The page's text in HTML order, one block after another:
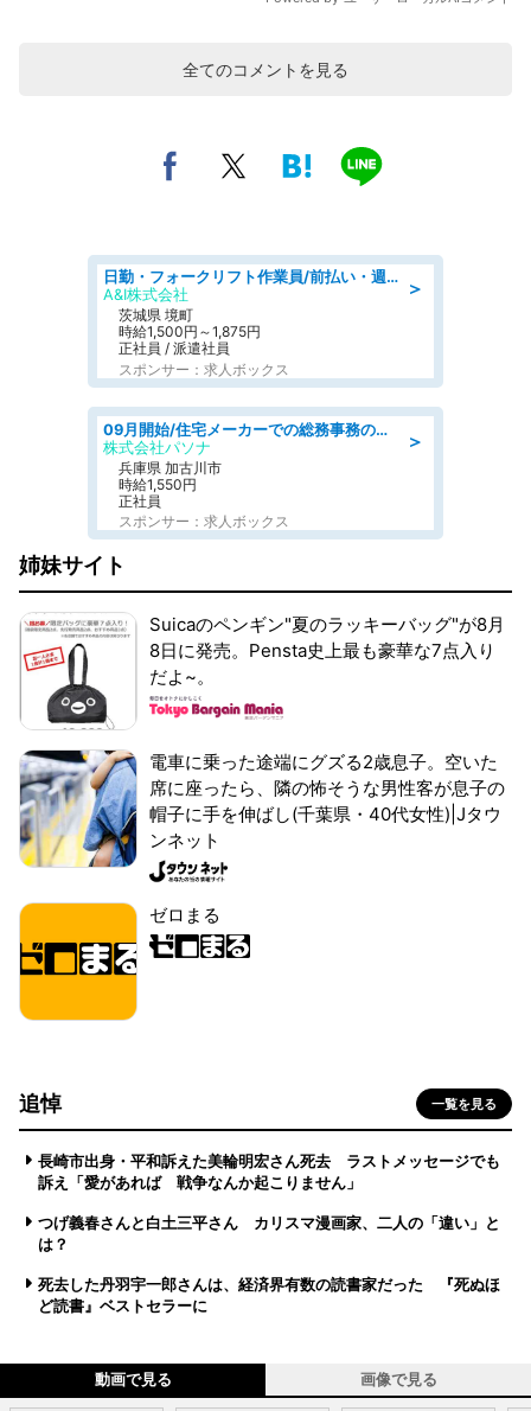
全てのコメントを見る
＞
日勤・フォークリフト作業員/前払い・週払い制度あり/長期安定/有給とりやすい/環境充実
A&I株式会社
茨城県 境町
時給1,500円～1,875円
正社員 / 派遣社員
スポンサー：求人ボックス
＞
09月開始/住宅メーカーでの総務事務のお仕事/駅近/車通勤可/一般事務/人事労務
株式会社パソナ
兵庫県 加古川市
時給1,550円
正社員
スポンサー：求人ボックス
姉妹サイト
Suicaのペンギン"夏のラッキーバッグ"が8月
8日に発売。Pensta史上最も豪華な7点入り
だよ~。
電車に乗った途端にグズる2歳息子。空いた
席に座ったら、隣の怖そうな男性客が息子の
帽子に手を伸ばし(千葉県・40代女性)|Jタウ
ンネット
ゼロまる
追悼 一覧を見る
長崎市出身・平和訴えた美輪明宏さん死去 ラストメッセージでも
訴え「愛があれば 戦争なんか起こりません」
つげ義春さんと白土三平さん カリスマ漫画家、二人の「違い」と
は？
死去した丹羽宇一郎さんは、経済界有数の読書家だった 『死ぬほ
ど読書』ベストセラーに
動画で見る 画像で見る